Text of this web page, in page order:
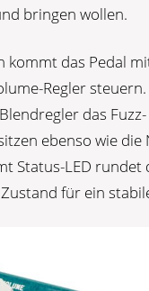
bringen wollen.
das Pedal
Regler
das
ebenso wie
Status-LED
für ein